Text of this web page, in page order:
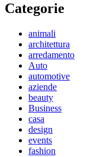
Categorie
animali
architettura
arredamento
Auto
automotive
aziende
beauty
Business
casa
design
events
fashion